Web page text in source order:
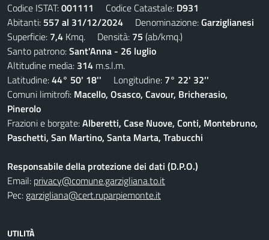
Codice ISTAT:001111 Codice Catastale: D931
Abitanti: 557 al 31/12/2024 Denominazione:Garziglianesi
Superficie: 7,4 Kmq. Densità: 75 (ab/kmq.)
Santo patrono:Sant'Anna - 26 luglio
Altitudine media: 314 m.s.l.m.
Latitudine:44° 50' 18'' Longitudine: 7° 22' 32''
Comuni limitrofi: Macello, Osasco, Cavour, Bricherasio,
Pinerolo
Frazioni e borgate:Alberetti, Case Nuove, Conti, Montebruno,
Paschetti, San Martino, Santa Marta, Trabucchi
Responsabile della protezione dei dati (D.P.O.)
Email: privacy@comune.garzigliana.to.it
Pec: garzigliana@cert.ruparpiemonte.it
UTILITÀ